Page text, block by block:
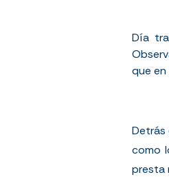
Día
que en
Detrás
como
presta